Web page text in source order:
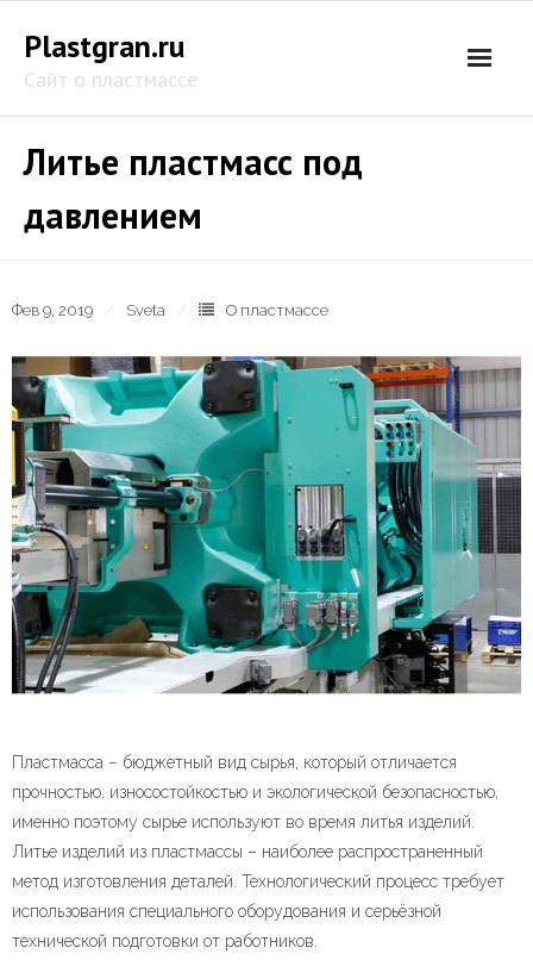
содержимому
Plastgran.ru
Сайт о пластмассе
Литье пластмасс под
давлением
Фев 9, 2019 Sveta О пластмассе
Пластмасса – бюджетный вид сырья, который отличается
прочностью, износостойкостью и экологической безопасностью,
именно поэтому сырье используют во время литья изделий.
Литье изделий из пластмассы – наиболее распространенный
метод изготовления деталей. Технологический процесс требует
использования специального оборудования и серьёзной
технической подготовки от работников.